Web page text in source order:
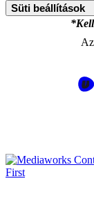
Süti beállítások